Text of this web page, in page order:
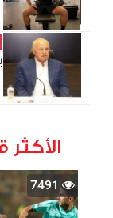
الأكثر
7491